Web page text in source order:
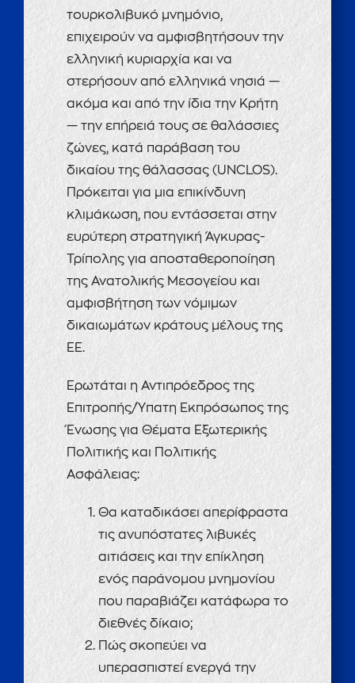
τουρκολιβυκό μνημόνιο,
επιχειρούν να αμφισβητήσουν την
ελληνική κυριαρχία και να
στερήσουν από ελληνικά νησιά —
ακόμα και από την ίδια την Κρήτη
— την επήρειά τους σε θαλάσσιες
ζώνες, κατά παράβαση του
δικαίου της θάλασσας (UNCLOS).
Πρόκειται για μια επικίνδυνη
κλιμάκωση, που εντάσσεται στην
ευρύτερη στρατηγική Άγκυρας-
Τρίπολης για αποσταθεροποίηση
της Ανατολικής Μεσογείου και
αμφισβήτηση των νόμιμων
δικαιωμάτων κράτους μέλους της
ΕΕ.
Ερωτάται η Αντιπρόεδρος της
Επιτροπής/Ύπατη Εκπρόσωπος της
Ένωσης για Θέματα Εξωτερικής
Πολιτικής και Πολιτικής
Ασφάλειας:
Θα καταδικάσει απερίφραστα
τις ανυπόστατες λιβυκές
αιτιάσεις και την επίκληση
ενός παράνομου μνημονίου
που παραβιάζει κατάφωρα το
διεθνές δίκαιο;
Πώς σκοπεύει να
υπερασπιστεί ενεργά την